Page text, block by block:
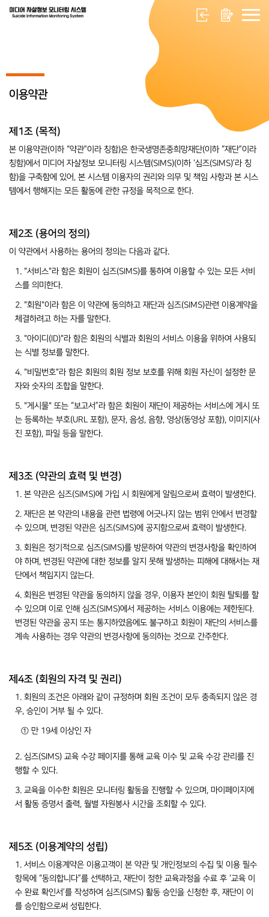
이용약관
제1조 (목적)
본 이용약관(이하 “약관”이라 칭함)은 한국생명존중희망재단(이하 “재단”이라
칭함)에서 미디어 자살정보 모니터링 시스템(SIMS)(이하 ‘심즈(SIMS)’라 칭
함)을 구축함에 있어, 본 시스템 이용자의 권리와 의무 및 책임 사항과 본 시스
템에서 행해지는 모든 활동에 관한 규정을 목적으로 한다.
제2조 (용어의 정의)
이 약관에서 사용하는 용어의 정의는 다음과 같다.
1. "서비스"라 함은 회원이 심즈(SIMS)를 통하여 이용할 수 있는 모든 서비
스를 의미한다.
2. "회원"이라 함은 이 약관에 동의하고 재단과 심즈(SIMS)관련 이용계약을
체결하려고 하는 자를 말한다.
3. "아이디(ID)"라 함은 회원의 식별과 회원의 서비스 이용을 위하여 사용되
는 식별 정보를 말한다.
4. "비밀번호"라 함은 회원의 회원 정보 보호를 위해 회원 자신이 설정한 문
자와 숫자의 조합을 말한다.
5. "게시물" 또는 “보고서”라 함은 회원이 재단이 제공하는 서비스에 게시 또
는 등록하는 부호(URL 포함), 문자, 음성, 음향, 영상(동영상 포함), 이미지(사
진 포함), 파일 등을 말한다.
제3조 (약관의 효력 및 변경)
1. 본 약관은 심즈(SIMS)에 가입 시 회원에게 알림으로써 효력이 발생한다.
2. 재단은 본 약관의 내용을 관련 법령에 어긋나지 않는 범위 안에서 변경할
수 있으며, 변경된 약관은 심즈(SIMS)에 공지함으로써 효력이 발생한다.
3. 회원은 정기적으로 심즈(SIMS)를 방문하여 약관의 변경사항을 확인하여
야 하며, 변경된 약관에 대한 정보를 알지 못해 발생하는 피해에 대해서는 재
단에서 책임지지 않는다.
4. 회원은 변경된 약관을 동의하지 않을 경우, 이용자 본인이 회원 탈퇴를 할
수 있으며 이로 인해 심즈(SIMS)에서 제공하는 서비스 이용에는 제한된다.
변경된 약관을 공지 또는 통지하였음에도 불구하고 회원이 재단의 서비스를
계속 사용하는 경우 약관의 변경사항에 동의하는 것으로 간주한다.
제4조 (회원의 자격 및 권리)
1. 회원의 조건은 아래와 같이 규정하며 회원 조건이 모두 충족되지 않은 경
우, 승인이 거부 될 수 있다.
① 만 19세 이상인 자
2. 심즈(SIMS) 교육 수강 페이지를 통해 교육 이수 및 교육 수강 관리를 진
행할 수 있다.
3. 교육을 이수한 회원은 모니터링 활동을 진행할 수 있으며, 마이페이지에
서 활동 증명서 출력, 월별 자원봉사 시간을 조회할 수 있다.
제5조 (이용계약의 성립)
1. 서비스 이용계약은 이용고객이 본 약관 및 개인정보의 수집 및 이용 필수
항목에 “동의합니다”를 선택하고, 재단이 정한 교육과정을 수료 후 ‘교육 이
수 완료 확인서’를 작성하여 심즈(SIMS) 활동 승인을 신청한 후, 재단이 이
를 승인함으로써 성립한다.